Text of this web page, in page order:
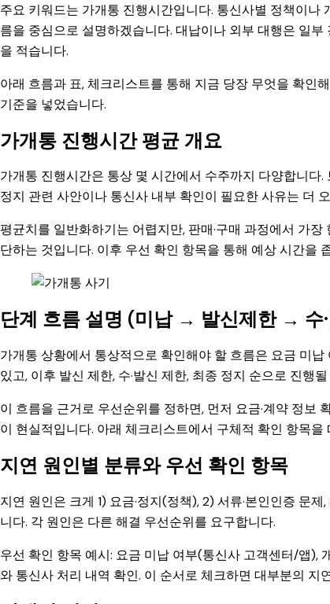
주요 키워드는 가개통 진행시간입니다. 통신사별 정책이나
름을 중심으로 설명하겠습니다. 대납이나 외부 대행은 일
을 적습니다.
아래 흐름과 표, 체크리스트를 통해 지금 당장 무엇을 확인
기준을 넣었습니다.
가개통 진행시간 평균 개요
가개통 진행시간은 통상 몇 시간에서 수주까지 다양합니다.
정지 관련 사안이나 통신사 내부 확인이 필요한 사유는 더
평균치를 일반화하기는 어렵지만, 판매·구매 과정에서 가장
단하는 것입니다. 이후 우선 확인 항목을 통해 예상 시간을
단계 흐름 설명 (미납 → 발신제한 → 수
가개통 상황에서 통상적으로 확인해야 할 흐름은 요금 미
있고, 이후 발신 제한, 수·발신 제한, 최종 정지 순으로 진행
이 흐름을 근거로 우선순위를 정하면, 먼저 요금·계약 정
이 현실적입니다. 아래 체크리스트에서 구체적 확인 항목을
지연 원인별 분류와 우선 확인 항목
지연 원인은 크게 1) 요금·정지(정책), 2) 서류·본인인증 문
니다. 각 원인은 다른 해결 우선순위를 요구합니다.
우선 확인 항목 예시: 요금 미납 여부(통신사 고객센터/앱),
와 통신사 처리 내역 확인. 이 순서로 체크하면 대부분의 지